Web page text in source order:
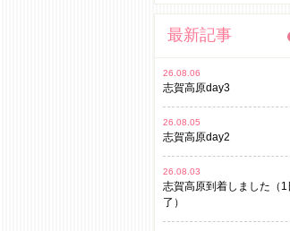
最新記事
26.08.06
志賀高原day3
26.08.05
志賀高原day2
26.08.03
志賀高原到着しました（1
了）